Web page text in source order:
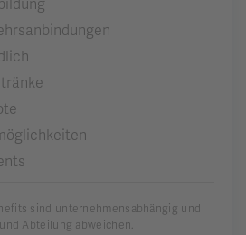
sind unternehmensabhängig und
Abteilung abweichen.